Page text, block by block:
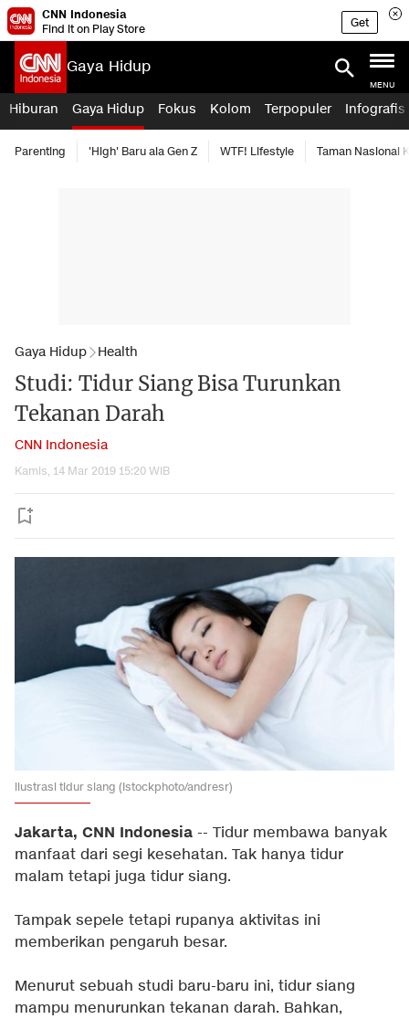
CNN Indonesia
Find it on Play Store
Get
Gaya Hidup
MENU
Hiburan Gaya Hidup Fokus Kolom Terpopuler Infografis
Parenting 'High' Baru ala Gen Z WTF! Lifestyle Taman Nasional
Gaya Hidup Health
Studi: Tidur Siang Bisa Turunkan
Tekanan Darah
CNN Indonesia
Kamis, 14 Mar 2019 15:20 WIB
ilustrasi tidur siang (Istockphoto/andresr)
Jakarta, CNN Indonesia -- Tidur membawa banyak
manfaat dari segi kesehatan. Tak hanya tidur
malam tetapi juga tidur siang.
Tampak sepele tetapi rupanya aktivitas ini
memberikan pengaruh besar.
Menurut sebuah studi baru-baru ini, tidur siang
mampu menurunkan tekanan darah. Bahkan,